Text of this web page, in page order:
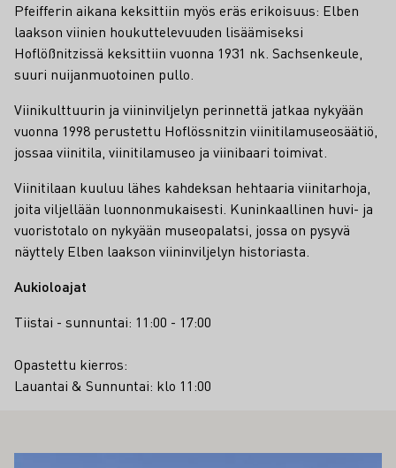
Pfeifferin aikana keksittiin myös eräs erikoisuus: Elben
laakson viinien houkuttelevuuden lisäämiseksi
Hoflößnitzissä keksittiin vuonna 1931 nk. Sachsenkeule,
suuri nuijanmuotoinen pullo.
Viinikulttuurin ja viininviljelyn perinnettä jatkaa nykyään
vuonna 1998 perustettu Hoflössnitzin viinitilamuseosäätiö,
jossaa viinitila, viinitilamuseo ja viinibaari toimivat.
Viinitilaan kuuluu lähes kahdeksan hehtaaria viinitarhoja,
joita viljellään luonnonmukaisesti. Kuninkaallinen huvi- ja
vuoristotalo on nykyään museopalatsi, jossa on pysyvä
näyttely Elben laakson viininviljelyn historiasta.
Aukioloajat
Tiistai - sunnuntai: 11:00 - 17:00
Opastettu kierros:
Lauantai & Sunnuntai: klo 11:00
KIINNOSTAA SINUA